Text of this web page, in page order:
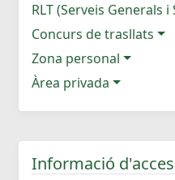
RLT (Serveis Generals i
Concurs de trasllats
Zona personal
Àrea privada
Informació